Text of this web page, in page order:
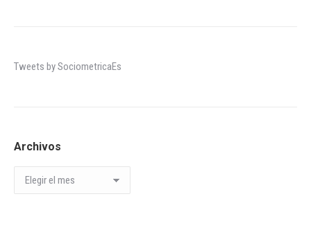
Tweets by SociometricaEs
Archivos
Archivos